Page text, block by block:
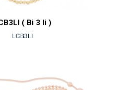
( Bi 3 li )
LCB3LI